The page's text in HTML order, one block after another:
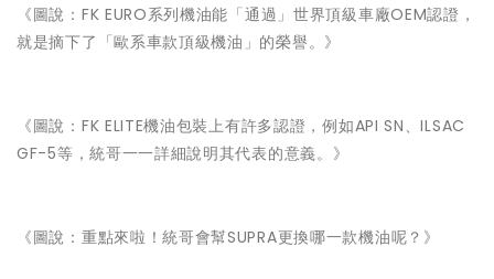
《圖說：FK EURO系列機油能「通過」世界頂級車廠OEM認證，
就是摘下了「歐系車款頂級機油」的榮譽。》
《圖說：FK ELITE機油包裝上有許多認證，例如API SN、ILSAC
GF-5等，統哥一一詳細說明其代表的意義。》
《圖說：重點來啦！統哥會幫SUPRA更換哪一款機油呢？》